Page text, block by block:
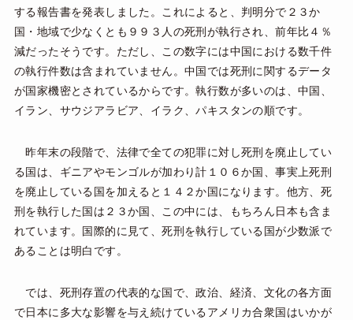
する報告書を発表しました。これによると、判明分で２３か
国・地域で少なくとも９９３人の死刑が執行され、前年比４％
減だったそうです。ただし、この数字には中国における数千件
の執行件数は含まれていません。中国では死刑に関するデータ
が国家機密とされているからです。執行数が多いのは、中国、
イラン、サウジアラビア、イラク、パキスタンの順です。
昨年末の段階で、法律で全ての犯罪に対し死刑を廃止してい
る国は、ギニアやモンゴルが加わり計１０６か国、事実上死刑
を廃止している国を加えると１４２か国になります。他方、死
刑を執行した国は２３か国、この中には、もちろん日本も含ま
れています。国際的に見て、死刑を執行している国が少数派で
あることは明白です。
では、死刑存置の代表的な国で、政治、経済、文化の各方面
で日本に多大な影響を与え続けているアメリカ合衆国はいかが